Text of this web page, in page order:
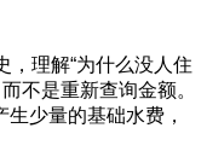
理解“为什么没人住
不是重新查询金额。
少量的基础水费，